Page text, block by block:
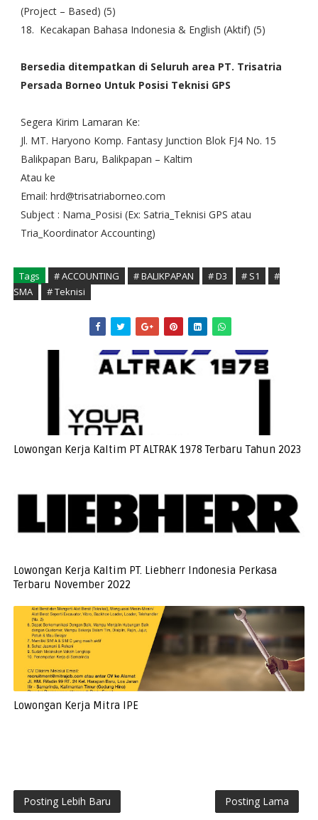
(Project – Based) (5)
18. Kecakapan Bahasa Indonesia & English (Aktif) (5)
Bersedia ditempatkan di Seluruh area PT. Trisatria
Persada Borneo Untuk Posisi Teknisi GPS
Segera Kirim Lamaran Ke:
Jl. MT. Haryono Komp. Fantasy Junction Blok FJ4 No. 15
Balikpapan Baru, Balikpapan – Kaltim
Atau ke
Email: hrd@trisatriaborneo.com
Subject : Nama_Posisi (Ex: Satria_Teknisi GPS atau
Tria_Koordinator Accounting)
Tags # ACCOUNTING # BALIKPAPAN # D3 # S1
#
SMA
# Teknisi
Lowongan Kerja Kaltim PT ALTRAK 1978 Terbaru Tahun 2023
Lowongan Kerja Kaltim PT. Liebherr Indonesia Perkasa
Terbaru November 2022
Lowongan Kerja Mitra IPE
Posting Lebih Baru Posting Lama